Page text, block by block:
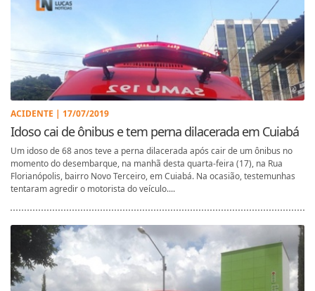
ACIDENTE | 17/07/2019
Idoso cai de ônibus e tem perna dilacerada em Cuiabá
Um idoso de 68 anos teve a perna dilacerada após cair de um ônibus no
momento do desembarque, na manhã desta quarta-feira (17), na Rua
Florianópolis, bairro Novo Terceiro, em Cuiabá. Na ocasião, testemunhas
tentaram agredir o motorista do veículo....